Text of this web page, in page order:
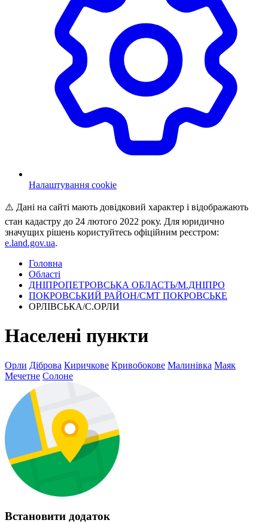
Налаштування cookie
⚠️ Дані на сайті мають довідковий характер і відображають
стан кадастру до 24 лютого 2022 року. Для юридично
значущих рішень користуйтесь офіційним реєстром:
e.land.gov.ua.
Головна
Області
ДНІПРОПЕТРОВСЬКА ОБЛАСТЬ/М.ДНІПРО
ПОКРОВСЬКИЙ РАЙОН/СМТ ПОКРОВСЬКЕ
ОРЛІВСЬКА/С.ОРЛИ
Населені пункти
Орли Діброва Киричкове Кривобокове Малинівка Маяк
Мечетне Солоне
Встановити додаток